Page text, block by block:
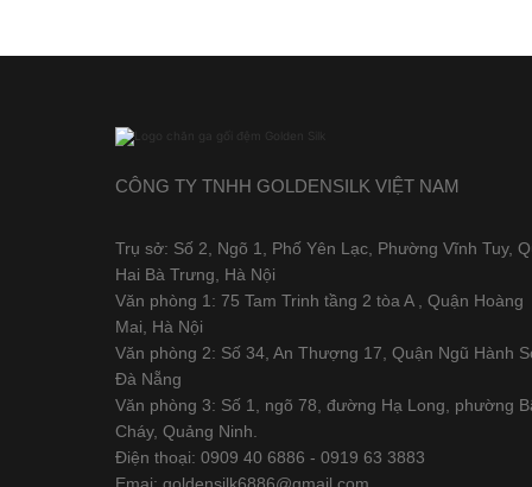
CÔNG TY TNHH GOLDENSILK VIỆT NAM
Trụ sở: Số 2, Ngõ 1, Phố Yên Lạc, Phường Vĩnh Tuy,
Hai Bà Trưng, Hà Nội
Văn phòng 1: 75 Tam Trinh tầng 2 tòa A , Quận Hoàng
Mai, Hà Nội
Văn phòng 2: Số 34, An Thượng 17, Quận Ngũ Hành
Đà Nẵng
Văn phòng 3: Số 1, ngõ 78, đường Hạ Long, phường
Cháy, Quảng Ninh.
Điện thoại: 0909 40 6886 - 0919 63 3883